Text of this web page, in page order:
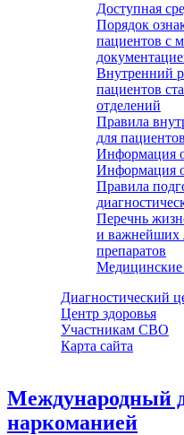
Доступная
Порядок
пациентов с
Внутренний
пациентов
отделений
Правила
для
Информация
Информация
Правила
Перечнь
и важнейших
препаратов
Медицинские
Диагностический
Центр здоровья
Участникам СВО
Карта сайта
Международный
наркоманией